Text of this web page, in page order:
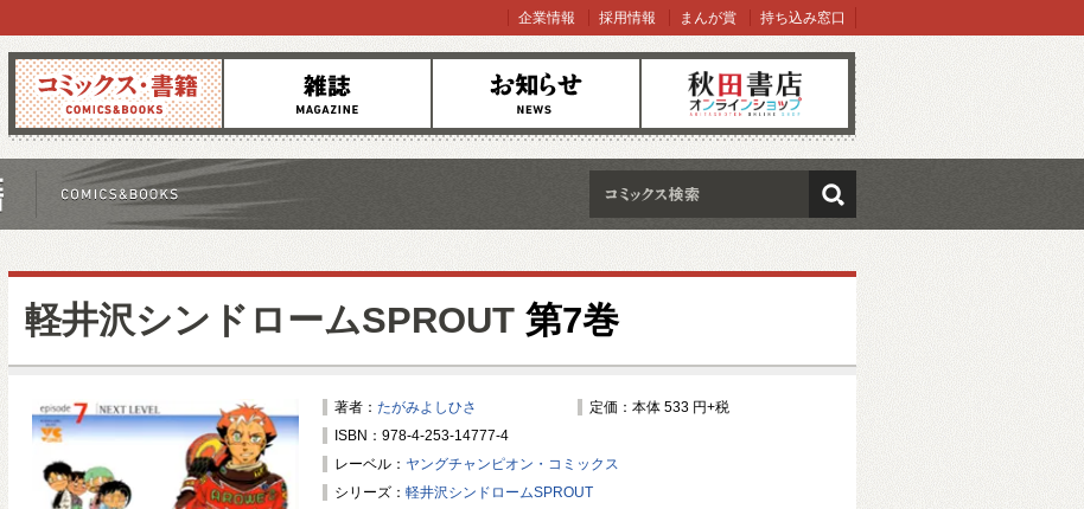
コミックス 雑誌 お知らせ オンラインショップ
企業情報 採用情報 まんが賞 持ち込み窓口
検索
軽井沢シンドロームSPROUT 第7巻
著者： たがみよしひさ
定価：本体 533 円+税
ISBN：978-4-253-14777-4
レーベル： ヤングチャンピオン・コミックス
シリーズ： 軽井沢シンドロームSPROUT